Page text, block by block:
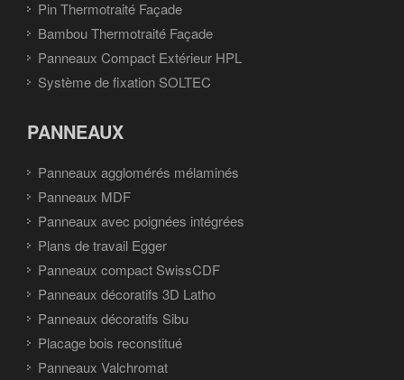
Pin Thermotraité Façade
Bambou Thermotraité Façade
Panneaux Compact Extérieur HPL
Système de fixation SOLTEC
PANNEAUX
Panneaux agglomérés mélaminés
Panneaux MDF
Panneaux avec poignées intégrées
Plans de travail Egger
Panneaux compact SwissCDF
Panneaux décoratifs 3D Latho
Panneaux décoratifs Sibu
Placage bois reconstitué
Panneaux Valchromat